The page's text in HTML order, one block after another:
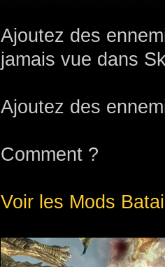
Ajoutez des
jamais vue dans
Ajoutez des
Comment ?
Voir les Mods